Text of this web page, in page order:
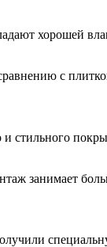
хорошей
с
занимает